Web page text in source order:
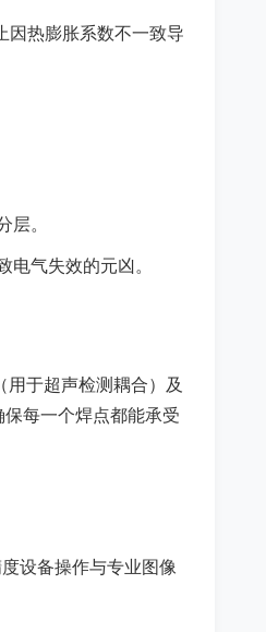
因热膨胀系数不一致导
。
气失效的元凶。
于超声检测耦合）及
每一个焊点都能承受
设备操作与专业图像